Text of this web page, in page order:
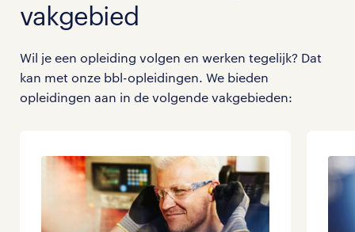
vakgebied
Wil je een opleiding volgen en werken tegelijk? Dat
kan met onze bbl-opleidingen. We bieden
opleidingen aan in de volgende vakgebieden: